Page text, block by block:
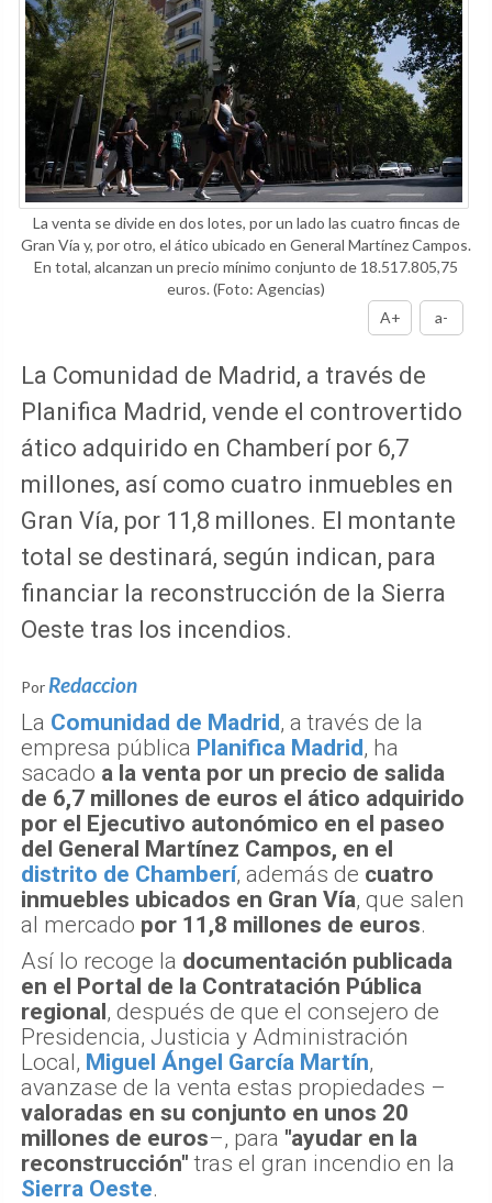
La venta se divide en dos lotes, por un lado las cuatro fincas de
Gran Vía y, por otro, el ático ubicado en General Martínez Campos.
En total, alcanzan un precio mínimo conjunto de 18.517.805,75
euros.(Foto: Agencias)
A+
a-
La Comunidad de Madrid, a través de
Planifica Madrid, vende el controvertido
ático adquirido en Chamberí por 6,7
millones, así como cuatro inmuebles en
Gran Vía, por 11,8 millones. El montante
total se destinará, según indican, para
financiar la reconstrucción de la Sierra
Oeste tras los incendios.
Por Redaccion
La Comunidad de Madrid, a través de la
empresa pública Planifica Madrid, ha
sacado a la venta por un precio de salida
de 6,7 millones de euros el ático adquirido
por el Ejecutivo autonómico en el paseo
del General Martínez Campos, en el
distrito de Chamberí, además de cuatro
inmuebles ubicados en Gran Vía, que salen
al mercado por 11,8 millones de euros.
Así lo recoge la documentación publicada
en el Portal de la Contratación Pública
regional, después de que el consejero de
Presidencia, Justicia y Administración
Local, Miguel Ángel García Martín,
avanzase de la venta estas propiedades –
valoradas en su conjunto en unos 20
millones de euros–, para "ayudar en la
reconstrucción" tras el gran incendio en la
Sierra Oeste.